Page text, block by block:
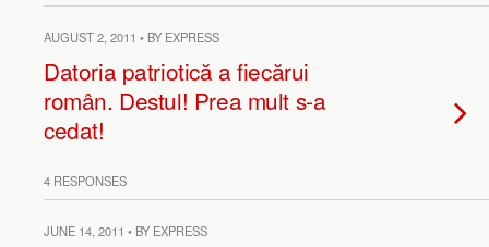
AUGUST 2, 2011 • BY EXPRESS
Datoria patriotică a fiecărui
român. Destul! Prea mult s-a
cedat!
4 RESPONSES
JUNE 14, 2011 • BY EXPRESS